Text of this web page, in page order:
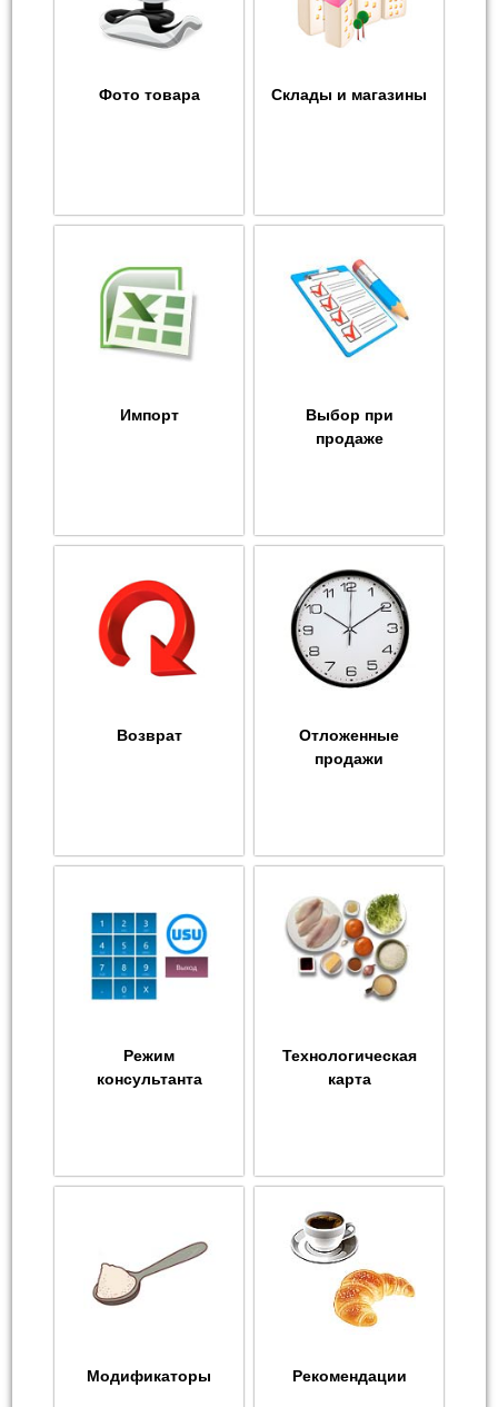
Фото товара Склады и магазины
Импорт
Выбор при
продаже
Возврат
Отложенные
продажи
Режим
консультанта
Технологическая
карта
Модификаторы Рекомендации